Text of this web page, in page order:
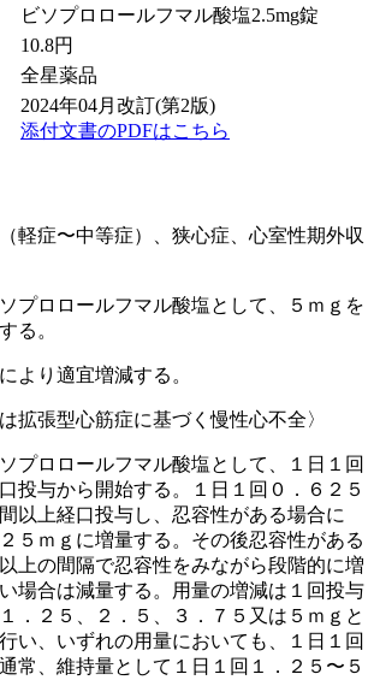
ビソプロロールフマル酸塩2.5mg錠
10.8円
全星薬品
2024年04月改訂(第2版)
添付文書のPDFはこちら
軽症〜中等症）、狭心症、心室性期外収
プロロールフマル酸塩として、５ｍｇを
る。
より適宜増減する。
拡張型心筋症に基づく慢性心不全〉
プロロールフマル酸塩として、１日１回
投与から開始する。１日１回０．６２５
以上経口投与し、忍容性がある場合に
５ｍｇに増量する。その後忍容性がある
上の間隔で忍容性をみながら段階的に増
場合は減量する。用量の増減は１回投与
．２５、２．５、３．７５又は５ｍｇと
い、いずれの用量においても、１日１回
常、維持量として１日１回１．２５〜５